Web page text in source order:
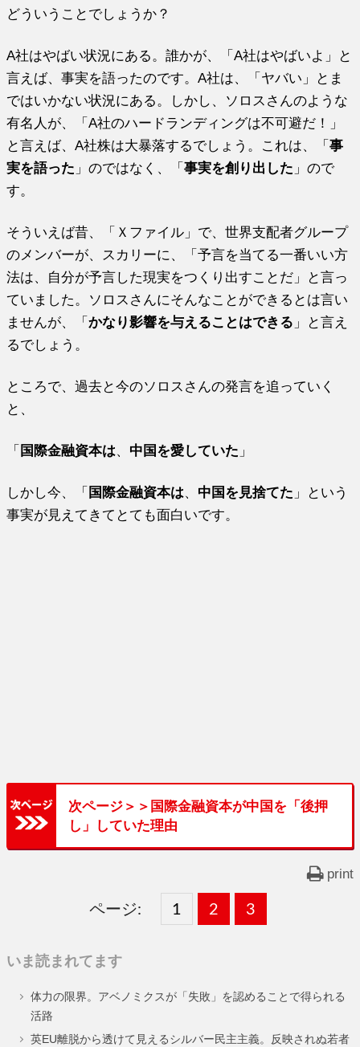
どういうことでしょうか？
A社はやばい状況にある。誰かが、「A社はやばいよ」と
言えば、事実を語ったのです。A社は、「ヤバい」とま
ではいかない状況にある。しかし、ソロスさんのような
有名人が、「A社のハードランディングは不可避だ！」
と言えば、A社株は大暴落するでしょう。これは、「事
実を語った 」のではなく、「事実を創り出した 」ので
す。
そういえば昔、「Ｘファイル」で、世界支配者グループ
のメンバーが、スカリーに、「予言を当てる一番いい方
法は、自分が予言した現実をつくり出すことだ」と言っ
ていました。ソロスさんにそんなことができるとは言い
ませんが、「かなり影響を与えることはできる 」と言え
るでしょう。
ところで、過去と今のソロスさんの発言を追っていく
と、
「 国際金融資本は、 中国を愛していた 」
しかし今、「 国際金融資本は、 中国を見捨てた 」という
事実が見えてきてとても面白いです。
次ページ＞＞国際金融資本が中国を「後押
し」していた理由
print
ページ:
固
ー
ジ
1 ,
固
ー
ジ
2 ,
固
ー
ジ
3
いま読まれてます
体力の限界。アベノミクスが「失敗」を認めることで得られる
活路
英EU離脱から透けて見えるシルバー民主主義。反映されぬ若者